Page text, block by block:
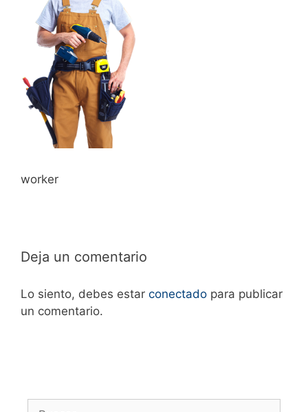
worker
Deja un comentario
Lo siento, debes estar conectado para publicar
un comentario.